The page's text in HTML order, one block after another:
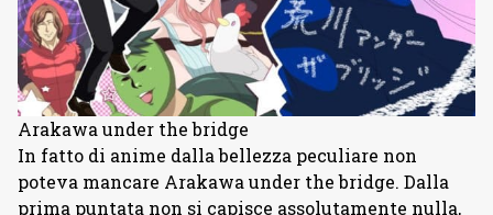
Arakawa under the bridge
In fatto di anime dalla bellezza peculiare non
poteva mancare Arakawa under the bridge. Dalla
prima puntata non si capisce assolutamente nulla,